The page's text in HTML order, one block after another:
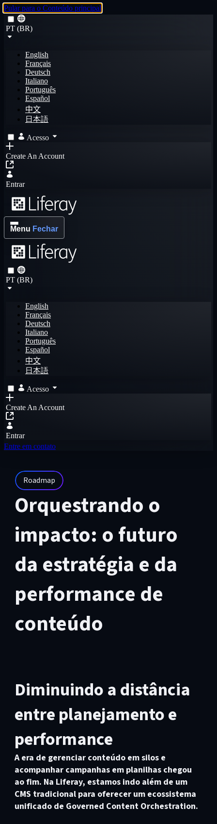
Pular para o Conteúdo principal
PT (BR)
English
Français
Deutsch
Italiano
Português
Español
中文
日本語
Acesso
Create An Account
Entrar
Menu Fechar
PT (BR)
English
Français
Deutsch
Italiano
Português
Español
中文
日本語
Acesso
Create An Account
Entrar
Entre em contato
Roadmap
Orquestrando o
impacto: o futuro
da estratégia e da
performance de
conteúdo
Diminuindo a distância
entre planejamento e
performance
A era de gerenciar conteúdo em silos e
acompanhar campanhas em planilhas chegou
ao fim. Na Liferay, estamos indo além de um
CMS tradicional para oferecer um ecossistema
unificado de Governed Content Orchestration.